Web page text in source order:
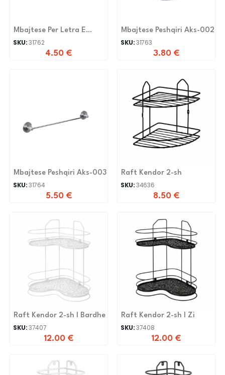
Mbajtese Per Letra E
Gjate Me Kapak Aks009
SKU:31762
4.50 €
Mbajtese Peshqiri Aks-002
SKU:31763
3.80 €
Mbajtese Peshqiri Aks-003
SKU:31764
5.50 €
Raft Kendor 2-sh
SKU:34636
8.50 €
Raft Kendor 2-sh I Bardhe
SKU:37407
12.00 €
Raft Kendor 2-sh I Zi
SKU:37408
12.00 €